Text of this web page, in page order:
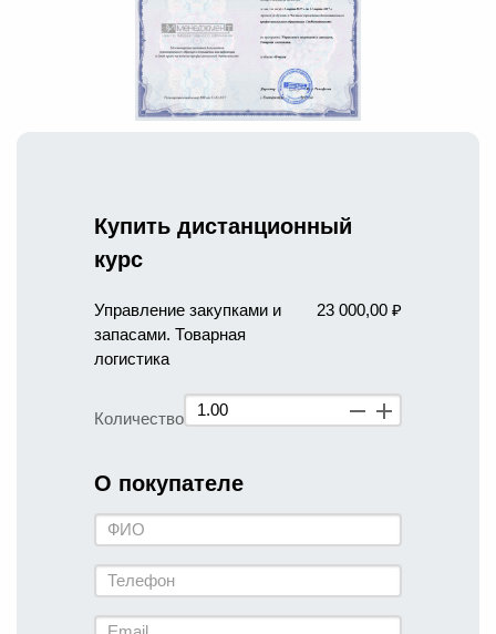
Купить дистанционный
курс
Управление закупками и
запасами. Товарная
логистика
23 000,00 ₽
Количество
О покупателе